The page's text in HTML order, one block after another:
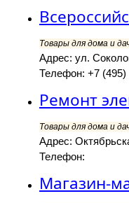
Товары для дома и
Адрес: ул.
Телефон: +7 (495)
Ремонт
Товары для дома и
Адрес:
Телефон:
Магазин-